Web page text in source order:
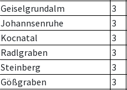
Geiselgrundalm 3
Johannsenruhe 3
Kocnatal 3
Radlgraben 3
Steinberg 3
Gößgraben 3